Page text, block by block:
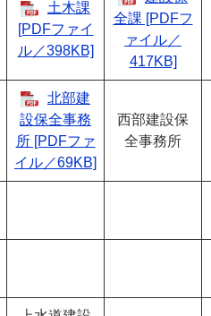
土木課
[PDFファイ
ル／398KB]
全課 [PDFフ
ァイル／
417KB]
北部建
設保全事務
所 [PDFファ
イル／69KB]
西部建設保
全事務所